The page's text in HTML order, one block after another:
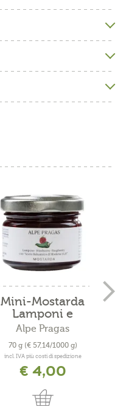
Mini-Mostarda
Lamponi e
Aceto...
Alpe Pragas
70 g (€ 57,14/1000 g)
incl. IVA più costi di spedizione
€ 4,00